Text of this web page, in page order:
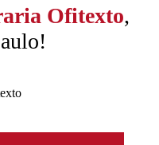
Ofitexto,